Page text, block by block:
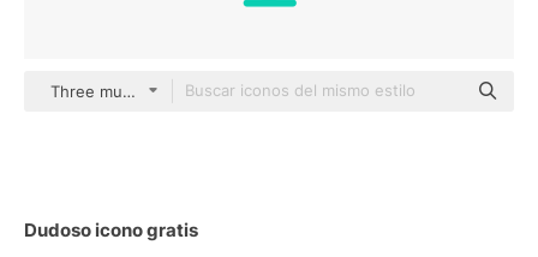
Three musketeers outline
Dudoso icono gratis